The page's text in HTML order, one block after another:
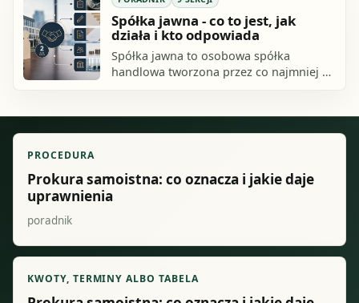
Spółka jawna - co to jest, jak
działa i kto odpowiada
Spółka jawna to osobowa spółka
handlowa tworzona przez co najmniej 2
odpowiada za długi.
PROCEDURA
Prokura samoistna: co oznacza i jakie daje
uprawnienia
poradnik
KWOTY, TERMINY ALBO TABELA